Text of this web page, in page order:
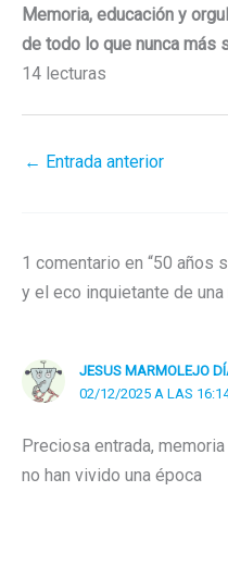
Memoria, educación y
de todo lo que nunca más
14 lecturas
← Entrada anterior
1 comentario en “50 años
y el eco inquietante de
JESUS MARMOLEJO
02/12/2025 A LAS
Preciosa entrada,
no han vivido una época